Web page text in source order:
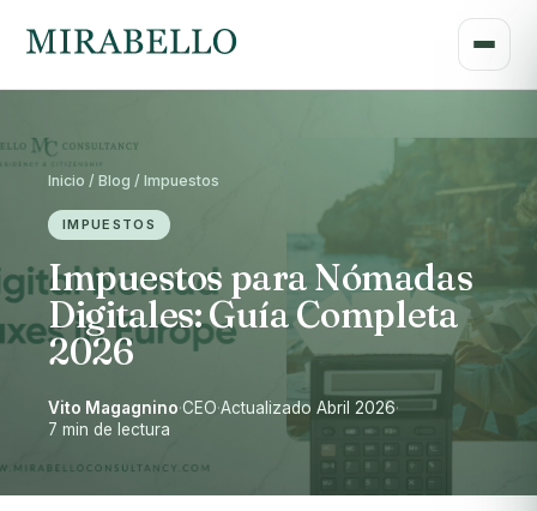
Inicio / Blog / Impuestos
IMPUESTOS
Impuestos para Nómadas
Digitales: Guía Completa
2026
Vito Magagnino·CEO·Actualizado Abril 2026·
7 min de lectura